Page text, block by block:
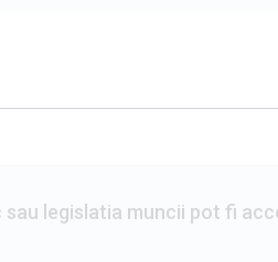
legislatia muncii pot fi